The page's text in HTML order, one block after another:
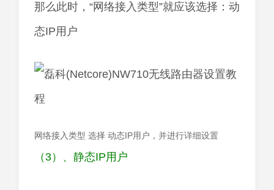
那么此时，“网络接入类型”就应该选择：动
态IP用户
网络接入类型 选择 动态IP用户，并进行详细设置
（3）、静态IP用户